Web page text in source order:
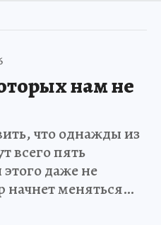
нам не
что однажды из
всего пять
даже не
начнет меняться…